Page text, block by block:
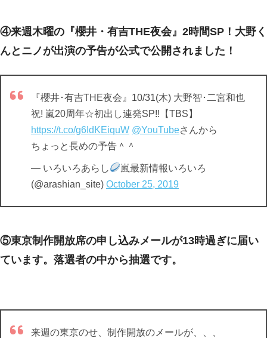
④来週木曜の『櫻井・有吉THE夜会』2時間SP！大野く
んとニノが出演の予告が公式で公開されました！
『櫻井･有吉THE夜会』10/31(木) 大野智･二宮和也
祝! 嵐20周年☆初出し連発SP!!【TBS】
https://t.co/g6IdKEiquW @YouTubeさんから
ちょっと長めの予告＾＾
— いろいろあらし
嵐最新情報いろいろ
(@arashian_site) October 25, 2019
⑤東京制作開放席の申し込みメールが13時過ぎに届い
ています。落選者の中から抽選です。
来週の東京のせ、制作開放のメールが、、、